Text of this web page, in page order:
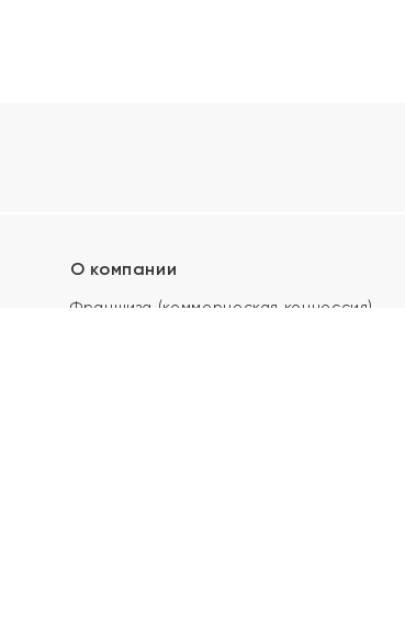
О компании
Франшиза (коммерческая концессия)